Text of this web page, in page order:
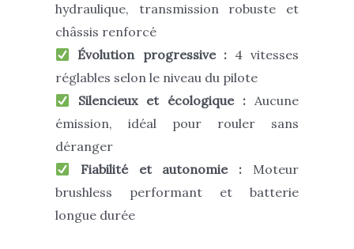
hydraulique, transmission robuste et
châssis renforcé
Évolution progressive :4 vitesses
réglables selon le niveau du pilote
Silencieux et écologique : Aucune
émission, idéal pour rouler sans
déranger
Fiabilité et autonomie : Moteur
brushless performant et batterie
longue durée